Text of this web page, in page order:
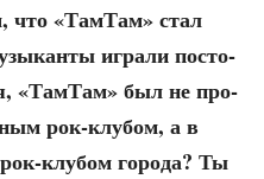
что «Там­Там» стал
игра­ли посто­
«Там­Там» был не про­
рок-клу­бом, а в
клу­бом горо­да? Ты